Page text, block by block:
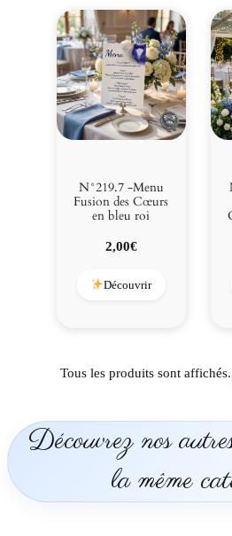
N°219.7 -Menu
Fusion des Cœurs
en bleu roi
2,00€
Découvrir
Tous les produits sont affichés.
Découvrez nos
la même